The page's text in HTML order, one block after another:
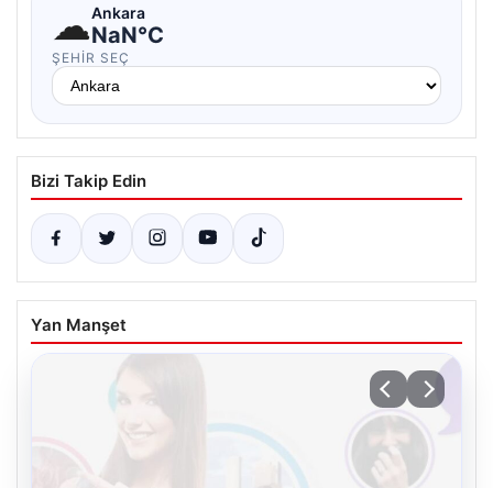
☁Ankara
NaN°C
ŞEHIR SEÇ
Bizi Takip Edin
Yan Manşet